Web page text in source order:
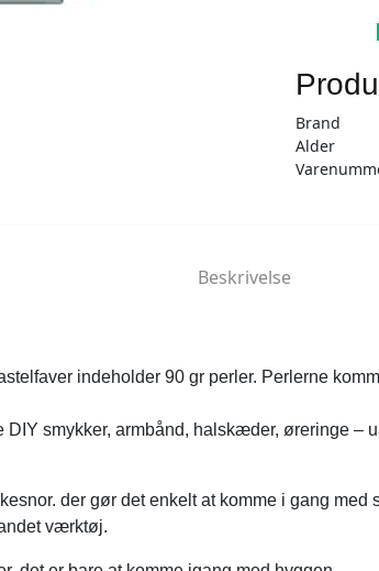
antal
Brand
Alder
Beskrivelse
indeholder 90 gr perler. Perlerne
DIY smykker, armbånd, halskæder, øreringe –
der gør det enkelt at komme i gang
værktøj.